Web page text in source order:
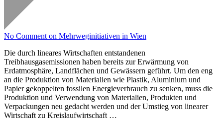
No Comment on Mehrweginitiativen in Wien
Die durch lineares Wirtschaften entstandenen
Treibhausgasemissionen haben bereits zur Erwärmung von
Erdatmosphäre, Landflächen und Gewässern geführt. Um den eng
an die Produktion von Materialien wie Plastik, Aluminium und
Papier gekoppelten fossilen Energieverbrauch zu senken, muss die
Produktion und Verwendung von Materialien, Produkten und
Verpackungen neu gedacht werden und der Umstieg von linearer
Wirtschaft zu Kreislaufwirtschaft …